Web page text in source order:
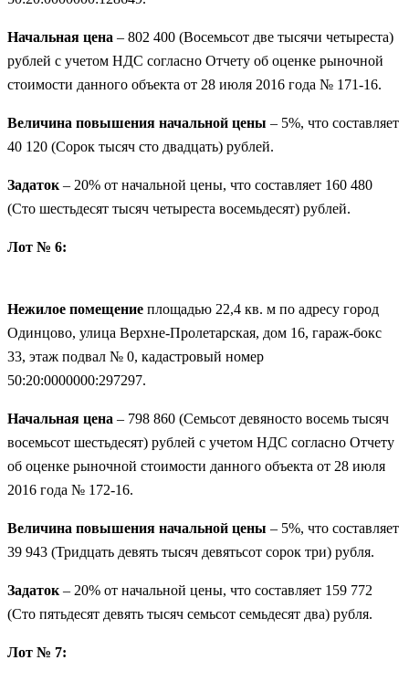
Начальная цена – 802 400 (Восемьсот две тысячи четыреста)
рублей с учетом НДС согласно Отчету об оценке рыночной
стоимости данного объекта от 28 июля 2016 года № 171-16.
Величина повышения начальной цены – 5%, что составляет
40 120 (Сорок тысяч сто двадцать) рублей.
Задаток – 20% от начальной цены, что составляет 160 480
(Сто шестьдесят тысяч четыреста восемьдесят) рублей.
Лот № 6:
Нежилое помещение площадью 22,4 кв. м по адресу город
Одинцово, улица Верхне-Пролетарская, дом 16, гараж-бокс
33, этаж подвал № 0, кадастровый номер
50:20:0000000:297297.
Начальная цена – 798 860 (Семьсот девяносто восемь тысяч
восемьсот шестьдесят) рублей с учетом НДС согласно Отчету
об оценке рыночной стоимости данного объекта от 28 июля
2016 года № 172-16.
Величина повышения начальной цены – 5%, что составляет
39 943 (Тридцать девять тысяч девятьсот сорок три) рубля.
Задаток – 20% от начальной цены, что составляет 159 772
(Сто пятьдесят девять тысяч семьсот семьдесят два) рубля.
Лот № 7: